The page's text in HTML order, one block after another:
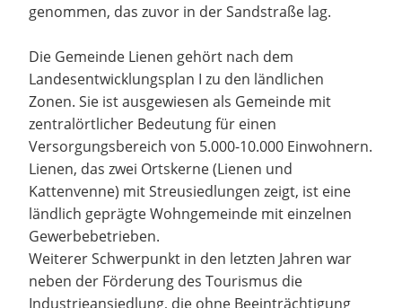
genommen, das zuvor in der Sandstraße lag.
Die Gemeinde Lienen gehört nach dem
Landesentwicklungsplan I zu den ländlichen
Zonen. Sie ist ausgewiesen als Gemeinde mit
zentralörtlicher Bedeutung für einen
Versorgungsbereich von 5.000-10.000 Einwohnern.
Lienen, das zwei Ortskerne (Lienen und
Kattenvenne) mit Streusiedlungen zeigt, ist eine
ländlich geprägte Wohngemeinde mit einzelnen
Gewerbebetrieben.
Weiterer Schwerpunkt in den letzten Jahren war
neben der Förderung des Tourismus die
Industrieansiedlung, die ohne Beeinträchtigung